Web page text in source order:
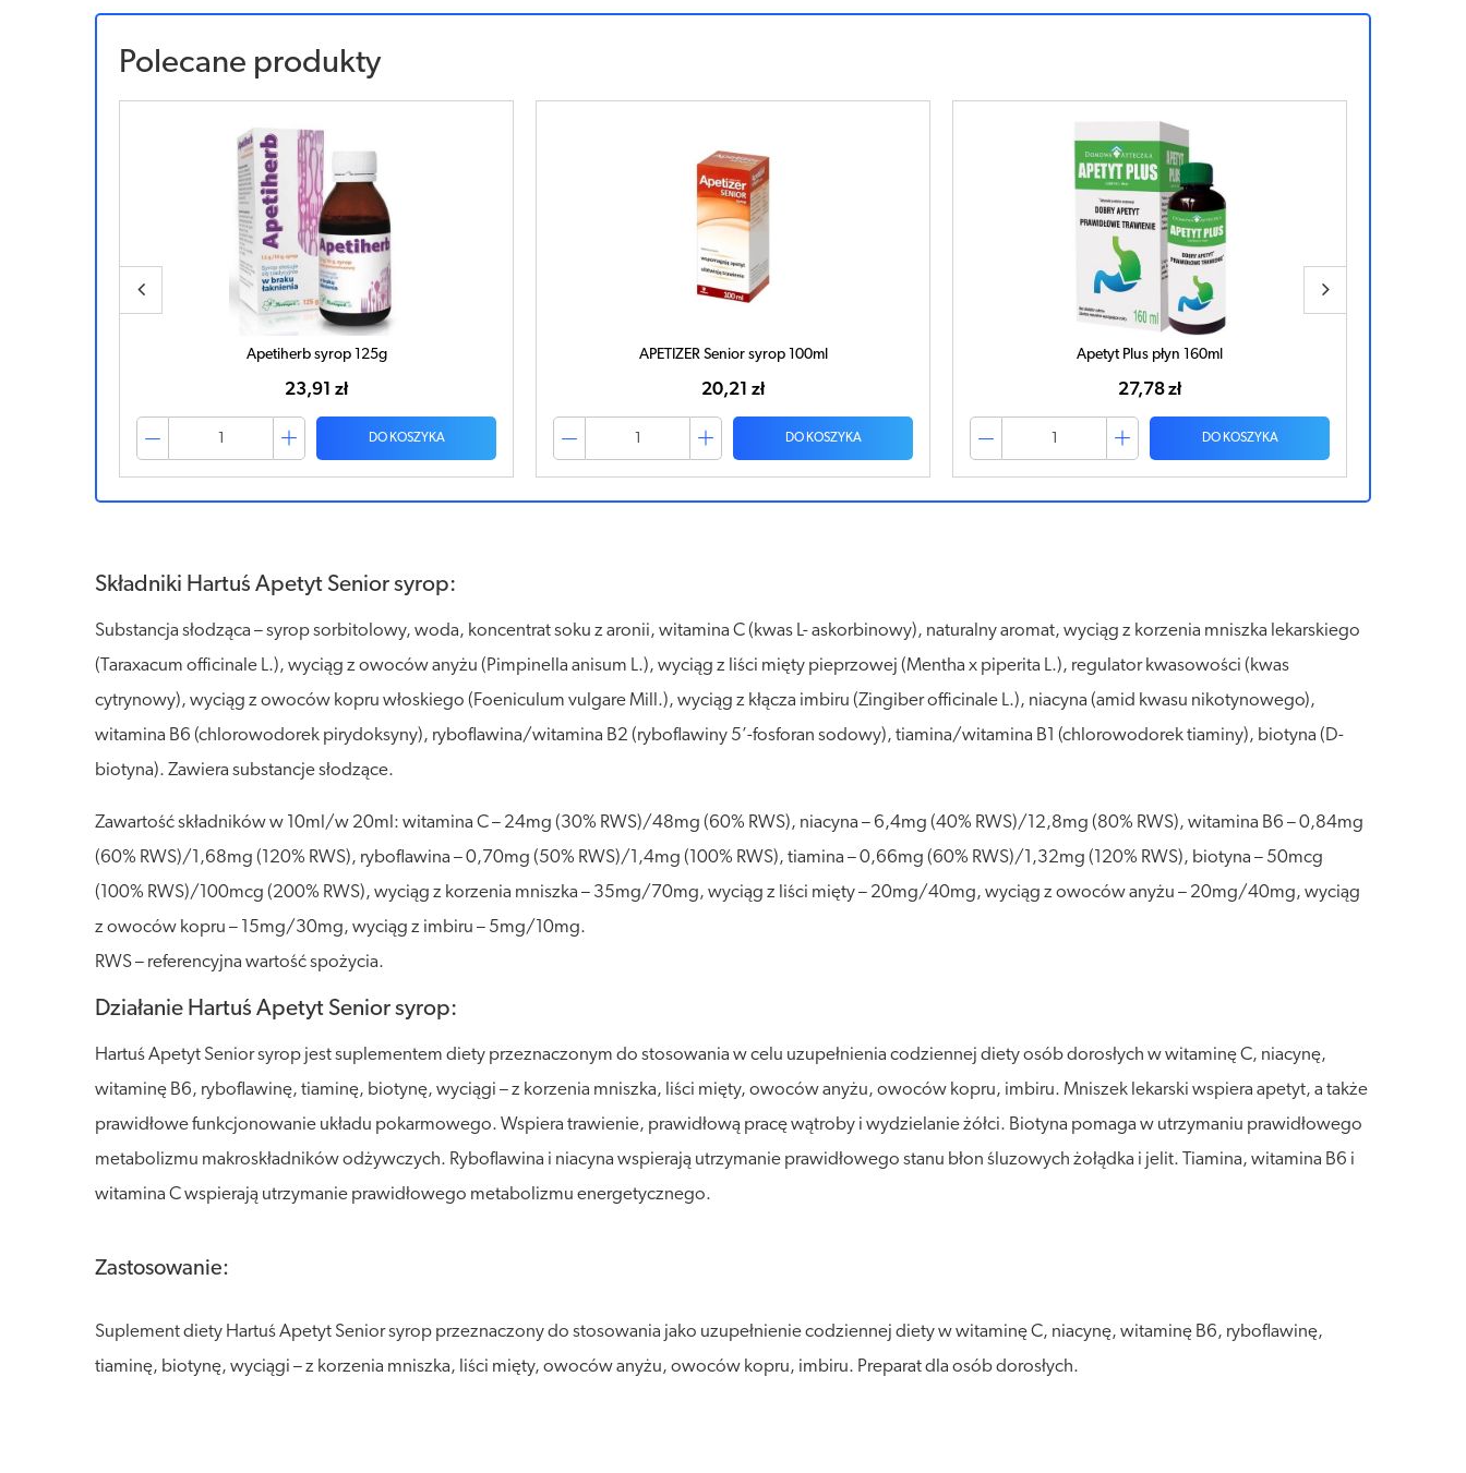
Polecane produkty
APETIZER Senior syrop 100ml
20,21 zł
DO KOSZYKA
Apetyt Plus płyn 160ml
27,78 zł
DO KOSZYKA
Herbatka fix Na Apetyt Dziecka x 20 saszetek
10,23 zł
DO KOSZYKA
Składniki Hartuś Apetyt Senior syrop:
Substancja słodząca – syrop sorbitolowy, woda, koncentrat soku z aronii, witamina C (kwas L- askorbinowy), naturalny aromat, wyciąg z korzenia mniszka lekarskiego
(Taraxacum officinale L.), wyciąg z owoców anyżu (Pimpinella anisum L.), wyciąg z liści mięty pieprzowej (Mentha x piperita L.), regulator kwasowości (kwas
cytrynowy), wyciąg z owoców kopru włoskiego (Foeniculum vulgare Mill.), wyciąg z kłącza imbiru (Zingiber officinale L.), niacyna (amid kwasu nikotynowego),
witamina B6 (chlorowodorek pirydoksyny), ryboflawina/witamina B2 (ryboflawiny 5’-fosforan sodowy), tiamina/witamina B1 (chlorowodorek tiaminy), biotyna (D-
biotyna). Zawiera substancje słodzące.
Zawartość składników w 10ml/w 20ml: witamina C – 24mg (30% RWS)/48mg (60% RWS), niacyna – 6,4mg (40% RWS)/12,8mg (80% RWS), witamina B6 – 0,84mg
(60% RWS)/1,68mg (120% RWS), ryboflawina – 0,70mg (50% RWS)/1,4mg (100% RWS), tiamina – 0,66mg (60% RWS)/1,32mg (120% RWS), biotyna – 50mcg
(100% RWS)/100mcg (200% RWS), wyciąg z korzenia mniszka – 35mg/70mg, wyciąg z liści mięty – 20mg/40mg, wyciąg z owoców anyżu – 20mg/40mg, wyciąg
z owoców kopru – 15mg/30mg, wyciąg z imbiru – 5mg/10mg.
RWS – referencyjna wartość spożycia.
Działanie Hartuś Apetyt Senior syrop:
Hartuś Apetyt Senior syrop jest suplementem diety przeznaczonym do stosowania w celu uzupełnienia codziennej diety osób dorosłych w witaminę C, niacynę,
witaminę B6, ryboflawinę, tiaminę, biotynę, wyciągi – z korzenia mniszka, liści mięty, owoców anyżu, owoców kopru, imbiru. Mniszek lekarski wspiera apetyt, a także
prawidłowe funkcjonowanie układu pokarmowego. Wspiera trawienie, prawidłową pracę wątroby i wydzielanie żółci. Biotyna pomaga w utrzymaniu prawidłowego
metabolizmu makroskładników odżywczych. Ryboflawina i niacyna wspierają utrzymanie prawidłowego stanu błon śluzowych żołądka i jelit. Tiamina, witamina B6 i
witamina C wspierają utrzymanie prawidłowego metabolizmu energetycznego.
Zastosowanie:
Suplement diety Hartuś Apetyt Senior syrop przeznaczony do stosowania jako uzupełnienie codziennej diety w witaminę C, niacynę, witaminę B6, ryboflawinę,
tiaminę, biotynę, wyciągi – z korzenia mniszka, liści mięty, owoców anyżu, owoców kopru, imbiru. Preparat dla osób dorosłych.